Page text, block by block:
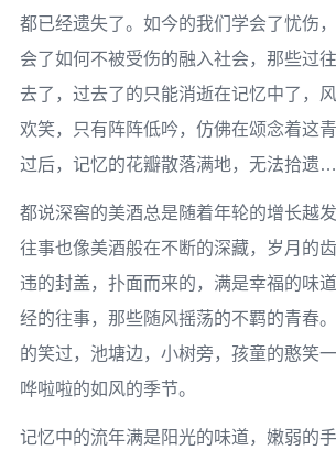
都已经遗失了。如今的我们学会了忧伤
会了如何不被受伤的融入社会，那些过
去了，过去了的只能消逝在记忆中了，
欢笑，只有阵阵低吟，仿佛在颂念着这
过后，记忆的花瓣散落满地，无法拾遗…­
都说深窖的美酒总是随着年轮的增长越
往事也像美酒般在不断的深藏，岁月的
违的封盖，扑面而来的，满是幸福的味
经的往事，那些随风摇荡的不羁的青春
的笑过，池塘边，小树旁，孩童的憨笑
哗啦啦的如风的季节。­
记忆中的流年满是阳光的味道，嫩弱的